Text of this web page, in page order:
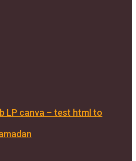
LP canva – test html to